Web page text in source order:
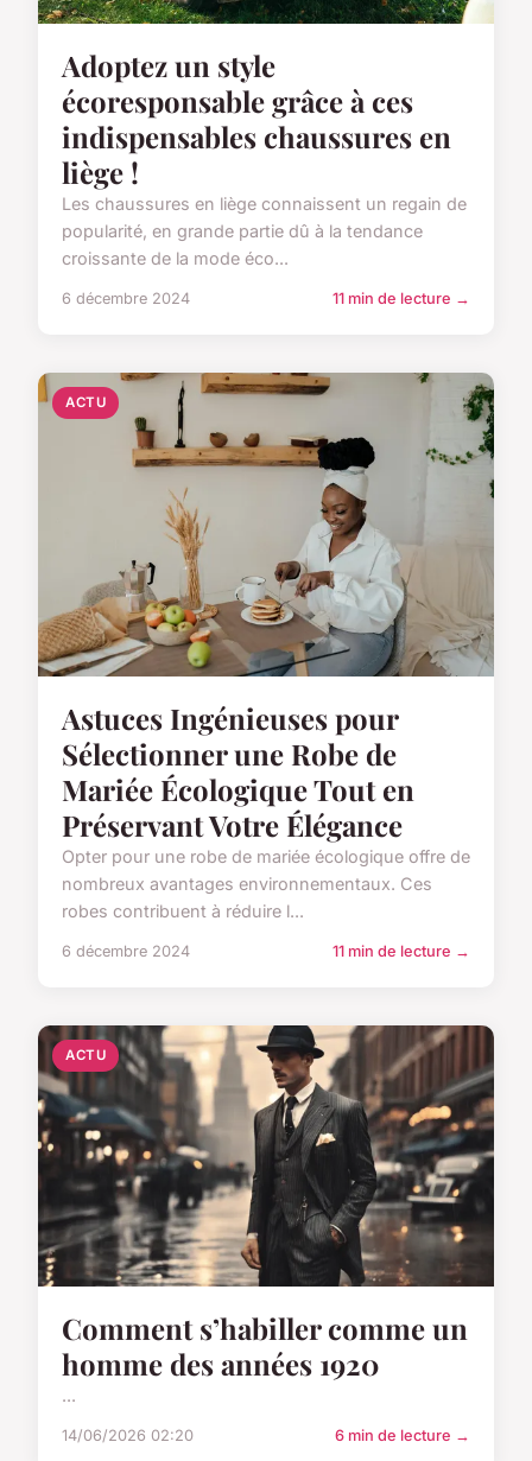
Adoptez un style
écoresponsable grâce à ces
indispensables chaussures en
liège !
Les chaussures en liège connaissent un regain de
popularité, en grande partie dû à la tendance
croissante de la mode éco...
6 décembre 2024 11 min de lecture →
ACTU
Astuces Ingénieuses pour
Sélectionner une Robe de
Mariée Écologique Tout en
Préservant Votre Élégance
Opter pour une robe de mariée écologique offre de
nombreux avantages environnementaux. Ces
robes contribuent à réduire l...
6 décembre 2024 11 min de lecture →
ACTU
Comment s’habiller comme un
homme des années 1920
...
14/06/2026 02:20 6 min de lecture →